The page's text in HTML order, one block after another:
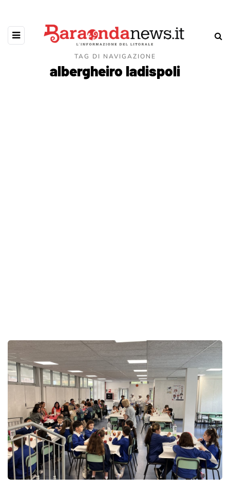
TAG DI NAVIGAZIONE
albergheiro ladispoli